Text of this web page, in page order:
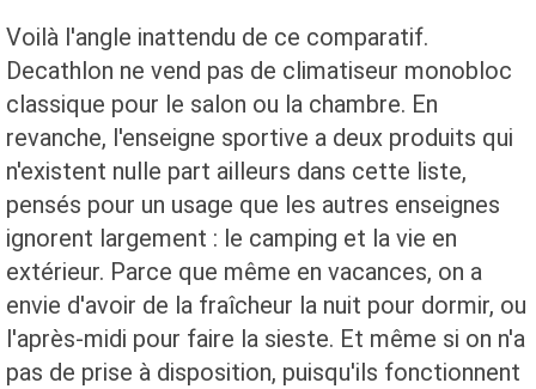
Voilà l'angle inattendu de ce comparatif.
Decathlon ne vend pas de climatiseur monobloc
classique pour le salon ou la chambre. En
revanche, l'enseigne sportive a deux produits qui
n'existent nulle part ailleurs dans cette liste,
pensés pour un usage que les autres enseignes
ignorent largement : le camping et la vie en
extérieur. Parce que même en vacances, on a
envie d'avoir de la fraîcheur la nuit pour dormir, ou
l'après-midi pour faire la sieste. Et même si on n'a
pas de prise à disposition, puisqu'ils fonctionnent